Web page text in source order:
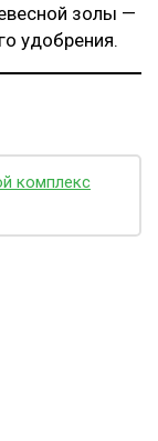
золы —
удобрения.
комплекс